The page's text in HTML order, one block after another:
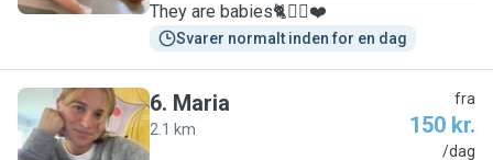
They are babies🐈🐕‍🦺❤️
Svarer normalt inden for en dag
6. Maria
2.1 km
fra
150 kr.
/dag